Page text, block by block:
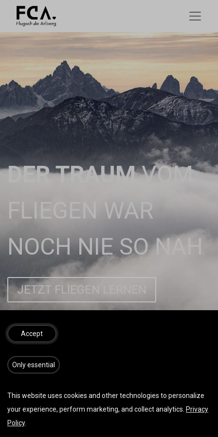
DER TRAUMVOM
FLIEGEN WAR
NOCH NIE SO NAH
JETZT FLIEGEN LERNEN
Accept
​​​Only essential
This website uses cookies and other technologies to personalize
your experience, perform marketing, and collect analytics. Privacy
Policy.